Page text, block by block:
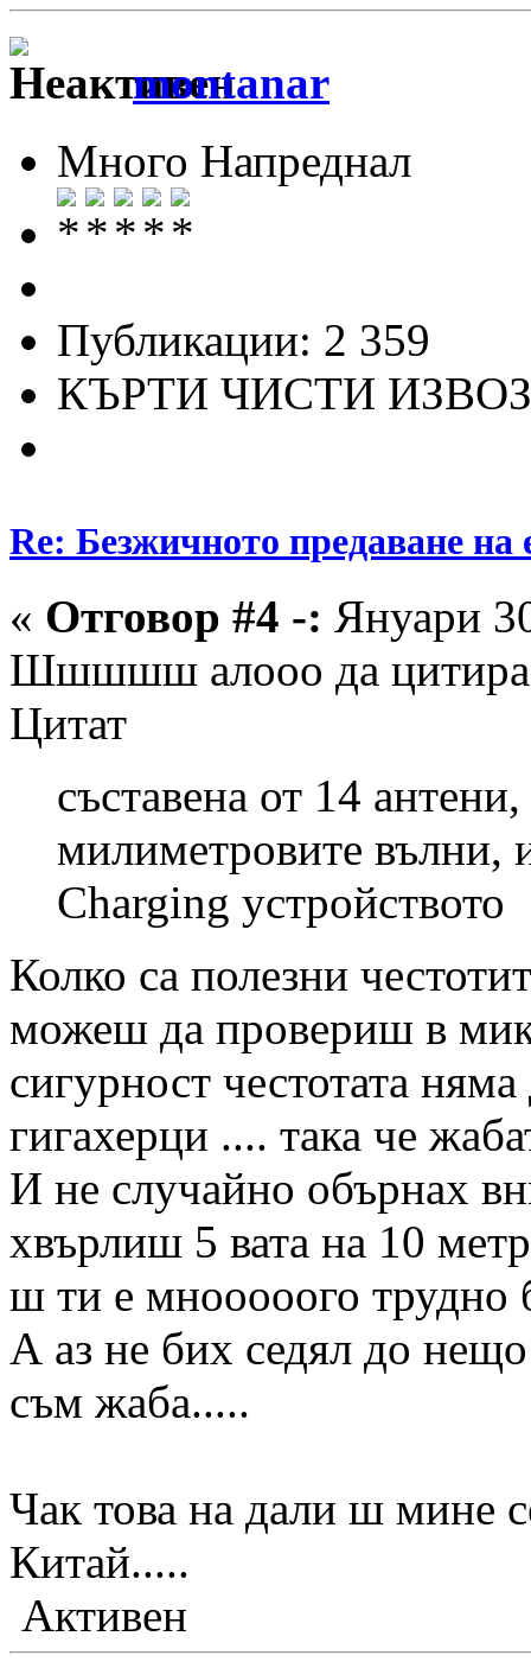
montanar
Много Напреднал
Публикации: 2 359
КЪРТИ ЧИСТИ
Re: Безжичното предаване на
« Отговор #4 -: Януари
Шшшшш алооо да
Цитат
съставена от 14
милиметровите вълни,
Charging устройството
Колко са полезни
можеш да провериш в
сигурност честотата
гигахерци .... така че
И не случайно обърнах
хвърлиш 5 вата на 10
ш ти е мнооооого трудно
А аз не бих седял до
съм жаба.....
Чак това на дали ш мине
Китай.....
Активен